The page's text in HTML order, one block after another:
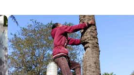
रहे हैं।